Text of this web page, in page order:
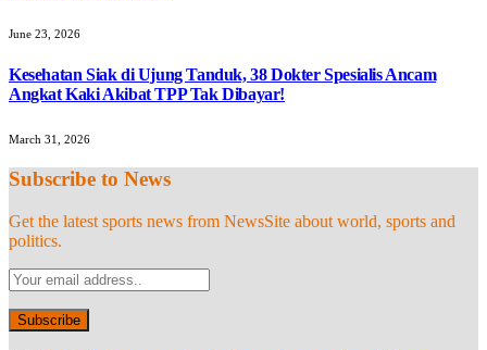
June 23, 2026
Kesehatan Siak di Ujung Tanduk, 38 Dokter Spesialis Ancam
Angkat Kaki Akibat TPP Tak Dibayar!
March 31, 2026
Subscribe to News
Get the latest sports news from NewsSite about world, sports and
politics.